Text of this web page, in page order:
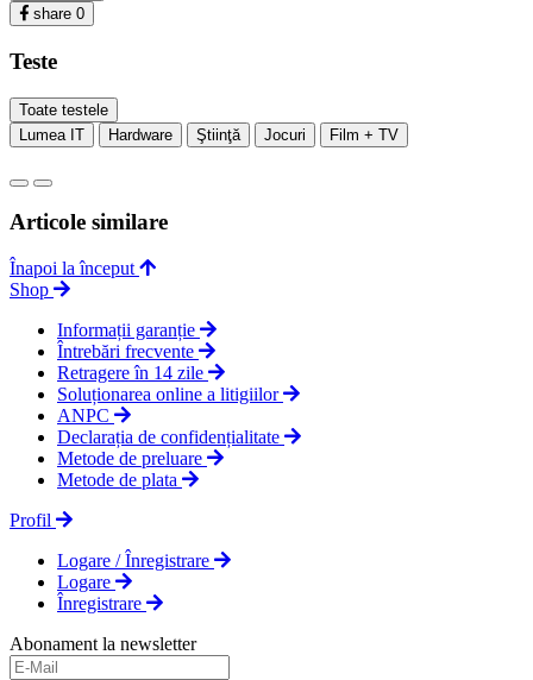
share 0
Teste
Toate testele
Lumea IT
Hardware Ştiinţă Jocuri Film + TV
Articole similare
Înapoi la început
Shop
Informații garanție
Întrebări frecvente
Retragere în 14 zile
Soluționarea online a litigiilor
ANPC
Declarația de confidențialitate
Metode de preluare
Metode de plata
Profil
Logare / Înregistrare
Logare
Înregistrare
Abonament la newsletter